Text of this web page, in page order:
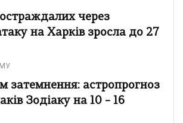
через
на Харків зросла до 27
затемнення: астропрогноз
Зодіаку на 10 – 16